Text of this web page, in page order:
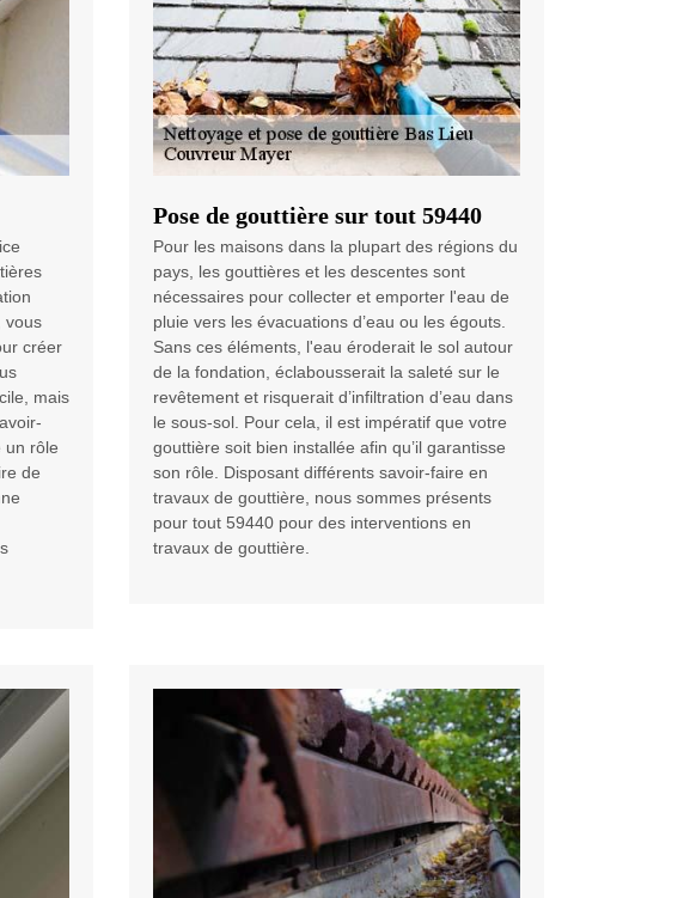
vous
créer
mais
un rôle
de
Pose de gouttière sur tout 59440
Pour les maisons dans la plupart des régions du
pays, les gouttières et les descentes sont
nécessaires pour collecter et emporter l'eau de
pluie vers les évacuations d’eau ou les égouts.
Sans ces éléments, l'eau éroderait le sol autour
de la fondation, éclabousserait la saleté sur le
revêtement et risquerait d’infiltration d’eau dans
le sous-sol. Pour cela, il est impératif que votre
gouttière soit bien installée afin qu’il garantisse
son rôle. Disposant différents savoir-faire en
travaux de gouttière, nous sommes présents
pour tout 59440 pour des interventions en
travaux de gouttière.